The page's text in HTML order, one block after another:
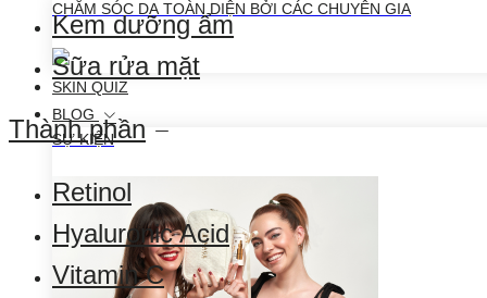
CHĂM SÓC DA TOÀN DIỆN BỞI CÁC CHUYÊN GIA
SKIN QUIZ
BLOG
SỰ KIỆN
Kem dưỡng ẩm
Sữa rửa mặt
Thành phần
Retinol
Hyaluronic Acid
Vitamin C